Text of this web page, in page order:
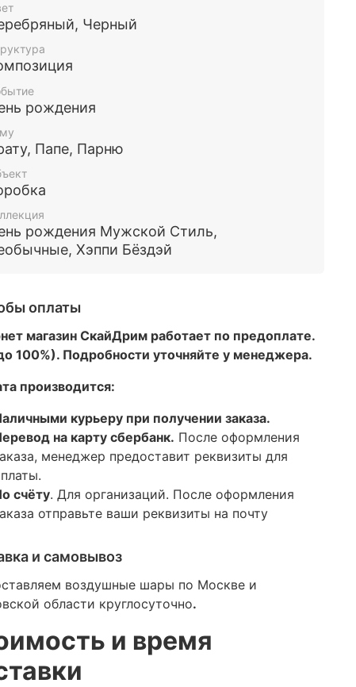
Черный
рождения
Папе, Парню
рождения Мужской Стиль,
Хэппи Бёздэй
оплаты
магазин СкайДрим работает по предоплате.
100%). Подробности уточняйте у менеджера.
производится:
курьеру при получении заказа.
на карту сбербанк. После оформления
менеджер предоставит реквизиты для
счёту. Для организаций. После оформления
отправьте ваши реквизиты на почту
и самовывоз
воздушные шары по Москве и
области круглосуточно.
и время